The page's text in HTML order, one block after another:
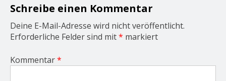
o
Schreibe einen Kommentar
Deine E-Mail-Adresse wird nicht veröffentlicht.
Erforderliche Felder sind mit* markiert
Kommentar*